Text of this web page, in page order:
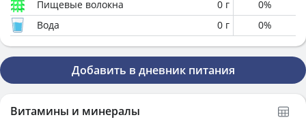
Пищевые волокна
0 г 0%
Вода
0 г 0%
Добавить в дневник питания
Витамины и минералы